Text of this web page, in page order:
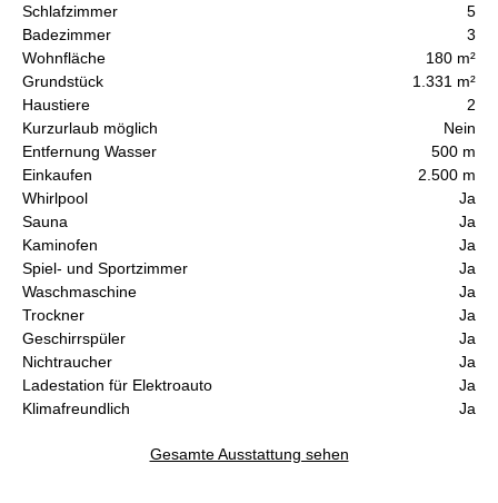
Schlafzimmer
5
Badezimmer
3
Wohnfläche
180 m²
Grundstück
1.331 m²
Haustiere
2
Kurzurlaub möglich
Nein
Entfernung Wasser
500 m
Einkaufen
2.500 m
Whirlpool
Ja
Sauna
Ja
Kaminofen
Ja
Spiel- und Sportzimmer
Ja
Waschmaschine
Ja
Trockner
Ja
Geschirrspüler
Ja
Nichtraucher
Ja
Ladestation für Elektroauto
Ja
Klimafreundlich
Ja
Gesamte Ausstattung sehen